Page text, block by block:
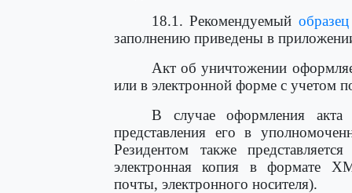
18.1. Рекомендуемый образец
заполнению приведены в
Акт об уничтожении
или в электронной форме с учетом
В случае оформления
представления его в
Резидентом также
электронная копия в формате
почты, электронного носителя).